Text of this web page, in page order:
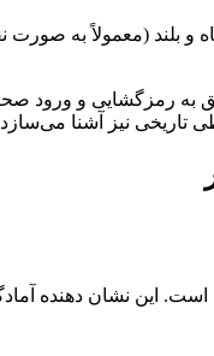
و بلند (معمولاً به
رمزگشایی و ورود
تاریخی نیز آشنا